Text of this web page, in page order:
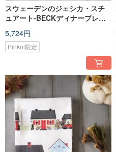
スウェーデンのジェシカ・スチ
ュアート-BECKディナープレー
5,724円
Pinkoi限定